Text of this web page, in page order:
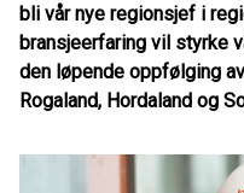
bli vår nye regionsjef i
bransjeerfaring vil styrke
den løpende oppfølging
Rogaland, Hordaland og